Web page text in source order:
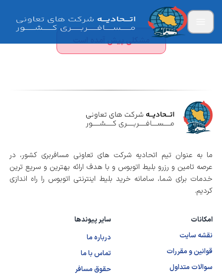
مشکلی پیش آمده است
ما به عنوان تیم اتحادیه شرکت های تعاونی مسافربری کشور، در
عرصه تامین و رزرو بلیط اتوبوس و با هدف ارائه بهترین و سریع ترین
خدمات برای شما، سامانه خرید بلیط اینترنتی اتوبوس را راه اندازی
کردیم.
امکانات
نقشه سایت
قوانین و مقررات
سوالات متداول
سایر پیوندها
درباره ما
تماس با ما
حقوق مسافر